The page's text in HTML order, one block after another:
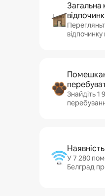
Загальна
відпочинку
Знайдіть
У 7 280
Белград